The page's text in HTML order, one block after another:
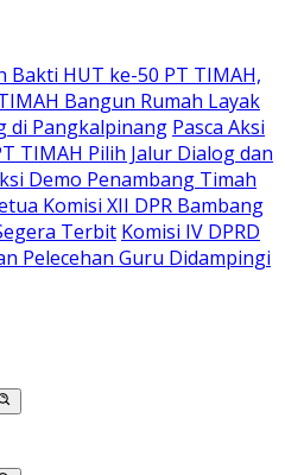
HUT ke-50 PT TIMAH,
Bangun Rumah Layak
di Pangkalpinang Pasca Aksi
TIMAH Pilih Jalur Dialog dan
Demo Penambang Timah
Komisi XII DPR Bambang
Terbit Komisi IV DPRD
Pelecehan Guru Didampingi